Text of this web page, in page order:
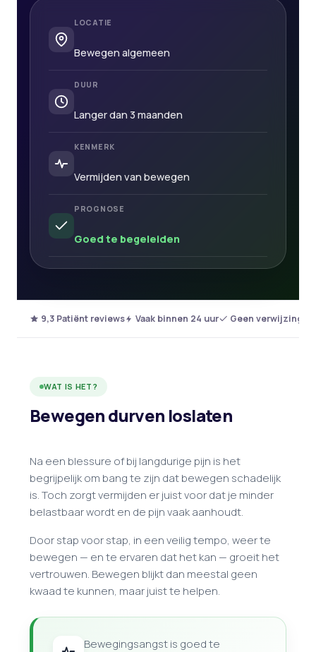
LOCATIE
Bewegen algemeen
DUUR
Langer dan 3 maanden
KENMERK
Vermijden van bewegen
PROGNOSE
Goed te begeleiden
9,3 Patiënt reviews Vaak binnen 24 uur Geen verwijzing
WAT IS HET?
Bewegen durven loslaten
Na een blessure of bij langdurige pijn is het
begrijpelijk om bang te zijn dat bewegen schadelijk
is. Toch zorgt vermijden er juist voor dat je minder
belastbaar wordt en de pijn vaak aanhoudt.
Door stap voor stap, in een veilig tempo, weer te
bewegen — en te ervaren dat het kan — groeit het
vertrouwen. Bewegen blijkt dan meestal geen
kwaad te kunnen, maar juist te helpen.
Bewegingsangst is goed te